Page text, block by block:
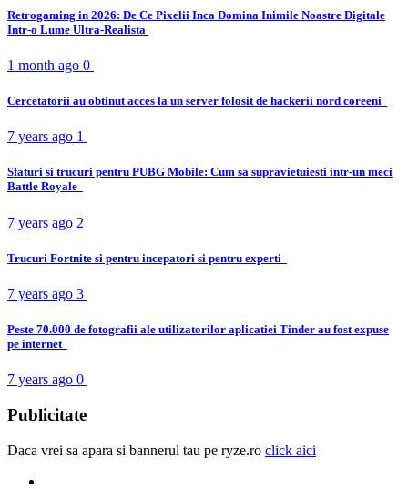
Retrogaming in 2026: De Ce Pixelii Inca Domina Inimile Noastre Digitale
Intr-o Lume Ultra-Realista
1 month ago 0
Cercetatorii au obtinut acces la un server folosit de hackerii nord coreeni
7 years ago 1
Sfaturi si trucuri pentru PUBG Mobile: Cum sa supravietuiesti intr-un meci
Battle Royale
7 years ago 2
Trucuri Fortnite si pentru incepatori si pentru experti
7 years ago 3
Peste 70.000 de fotografii ale utilizatorilor aplicatiei Tinder au fost expuse
pe internet
7 years ago 0
Publicitate
Daca vrei sa apara si bannerul tau pe ryze.ro click aici